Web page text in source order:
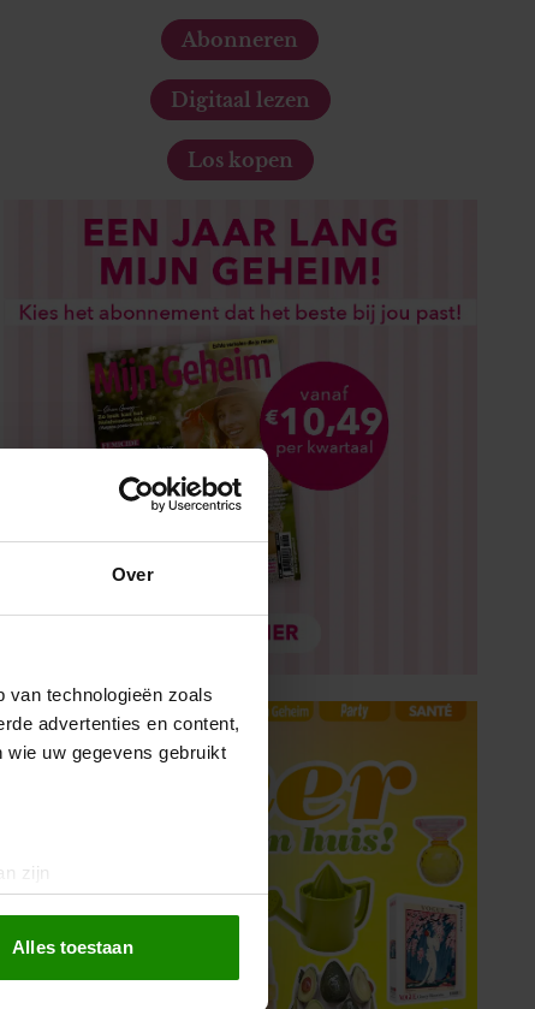
Over
van technologieën zoals
advertenties en content,
wie uw gegevens gebruikt
zijn
Alles toestaan
Abonneren
Digitaal lezen
Los kopen